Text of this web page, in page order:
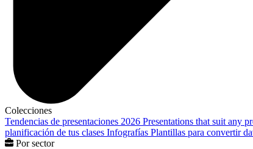
Colecciones
Tendencias de presentaciones 2026 Presentations that suit any
planificación de tus clases Infografías Plantillas para convertir
Por sector